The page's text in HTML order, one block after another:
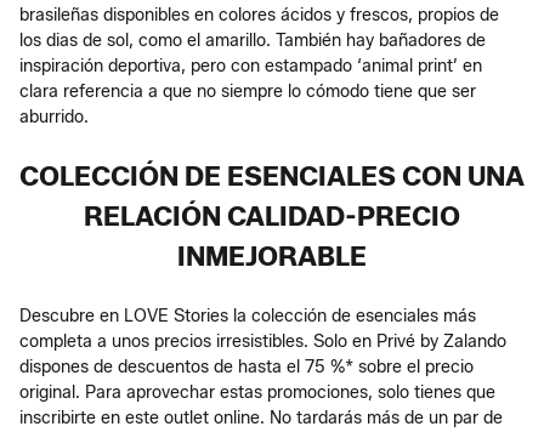
brasileñas disponibles en colores ácidos y frescos, propios de
los dias de sol, como el amarillo. También hay bañadores de
inspiración deportiva, pero con estampado ‘animal print’ en
clara referencia a que no siempre lo cómodo tiene que ser
aburrido.
COLECCIÓN DE ESENCIALES CON UNA
RELACIÓN CALIDAD-PRECIO
INMEJORABLE
Descubre en LOVE Stories la colección de esenciales más
completa a unos precios irresistibles. Solo en Privé by Zalando
dispones de descuentos de hasta el 75 %* sobre el precio
original. Para aprovechar estas promociones, solo tienes que
inscribirte en este outlet online. No tardarás más de un par de